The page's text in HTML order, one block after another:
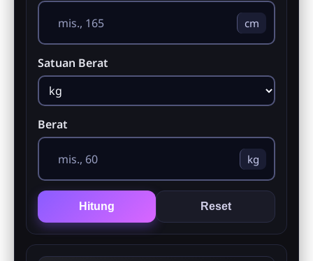
cm
Satuan Berat
Berat
kg
Hitung Reset